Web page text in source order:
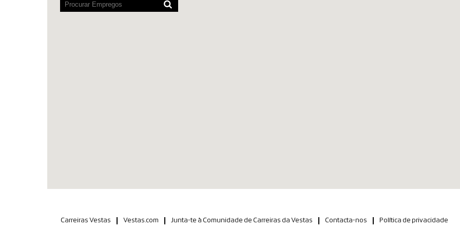
Carreiras Vestas Vestas.com Junta-te à Comunidade de Carreiras da Vestas Contacta-nos Política de privacidade